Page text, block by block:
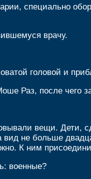
специально
врачу.
головой и
Раз, после чего
вещи. Дети,
не больше
К ним
военные?